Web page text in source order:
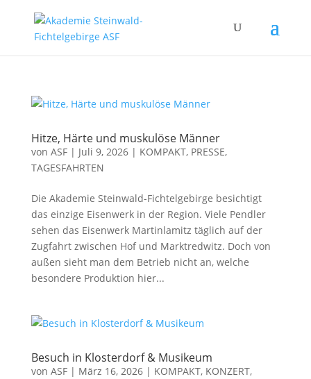
Hitze, Härte und muskulöse Männer
von ASF| Juli 9, 2026| KOMPAKT, PRESSE,
TAGESFAHRTEN
Die Akademie Steinwald-Fichtelgebirge besichtigt
das einzige Eisenwerk in der Region. Viele Pendler
sehen das Eisenwerk Martinlamitz täglich auf der
Zugfahrt zwischen Hof und Marktredwitz. Doch von
außen sieht man dem Betrieb nicht an, welche
besondere Produktion hier...
Besuch in Klosterdorf & Musikeum
von ASF| März 16, 2026| KOMPAKT, KONZERT,